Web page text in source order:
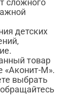
сложного
детских
товар
«Аконит-М».
выбрать